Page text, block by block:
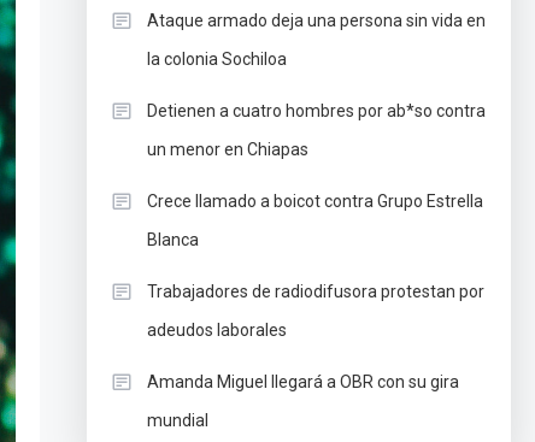
Ataque armado deja una persona sin vida en
la colonia Sochiloa
Detienen a cuatro hombres por ab*so contra
un menor en Chiapas
Crece llamado a boicot contra Grupo Estrella
Blanca
Trabajadores de radiodifusora protestan por
adeudos laborales
Amanda Miguel llegará a OBR con su gira
mundial